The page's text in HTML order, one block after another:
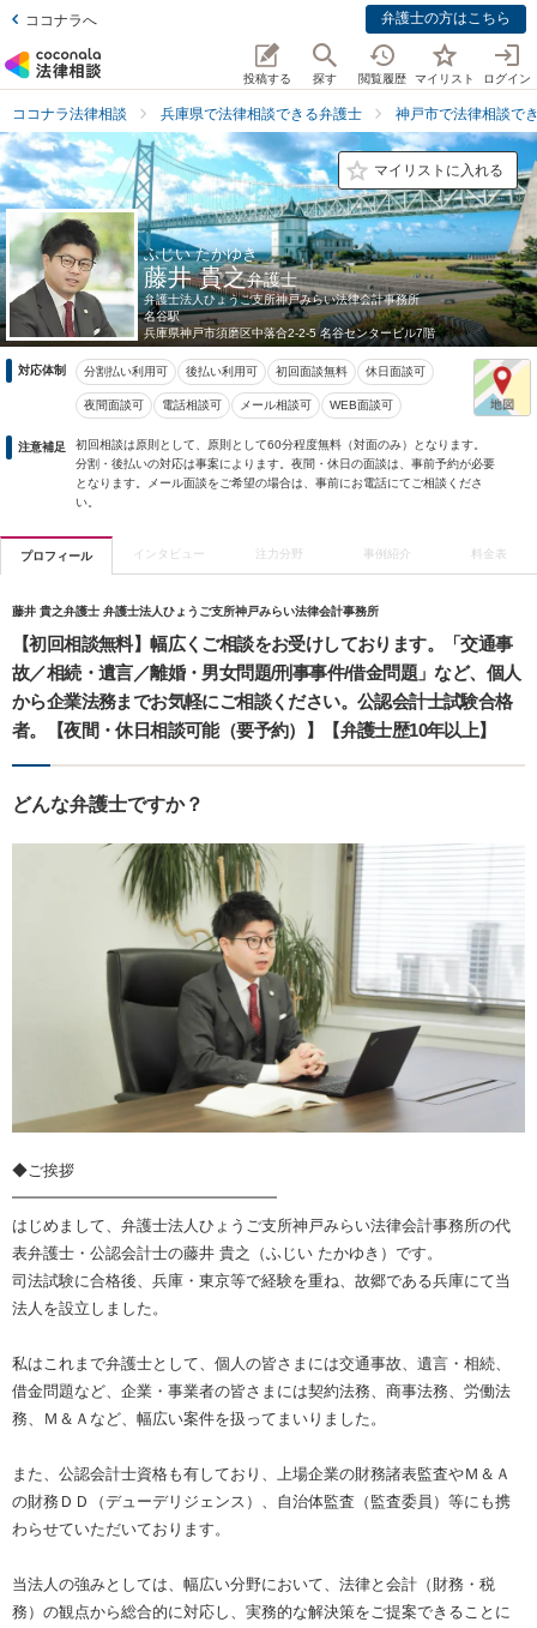
ココナラへ 弁護士の方はこちら
投稿する 探す 閲覧履歴 マイリスト ログイン
ココナラ法律相談 兵庫県で法律相談できる弁護士 神戸市で法律相談で
マイリストに入れる
ふじい たかゆき
藤井 貴之弁護士
弁護士法人ひょうご支所神戸みらい法律会計事務所
名谷駅
兵庫県神戸市須磨区中落合2-2-5 名谷センタービル7階
対応体制 分割払い利用可 後払い利用可 初回面談無料 休日面談可
夜間面談可 電話相談可 メール相談可 WEB面談可
注意補足
初回相談は原則として、原則として60分程度無料（対面のみ）となります。
分割・後払いの対応は事案によります。夜間・休日の面談は、事前予約が必要
となります。メール面談をご希望の場合は、事前にお電話にてご相談くださ
い。
プロフィール インタビュー 注力分野 事例紹介 料金表
藤井 貴之弁護士 弁護士法人ひょうご支所神戸みらい法律会計事務所
【初回相談無料】幅広くご相談をお受けしております。「交通事
故／相続・遺言／離婚・男女問題/刑事事件/借金問題」など、個人
から企業法務までお気軽にご相談ください。公認会計士試験合格
者。【夜間・休日相談可能（要予約）】【弁護士歴10年以上】
どんな弁護士ですか？
◆ご挨拶
━━━━━━━━━━━━━━━━━
はじめまして、弁護士法人ひょうご支所神戸みらい法律会計事務所の代
表弁護士・公認会計士の藤井 貴之（ふじい たかゆき）です。
司法試験に合格後、兵庫・東京等で経験を重ね、故郷である兵庫にて当
法人を設立しました。
私はこれまで弁護士として、個人の皆さまには交通事故、遺言・相続、
借金問題など、企業・事業者の皆さまには契約法務、商事法務、労働法
務、Ｍ＆Ａなど、幅広い案件を扱ってまいりました。
また、公認会計士資格も有しており、上場企業の財務諸表監査やＭ＆Ａ
の財務ＤＤ（デューデリジェンス）、自治体監査（監査委員）等にも携
わらせていただいております。
当法人の強みとしては、幅広い分野において、法律と会計（財務・税
務）の観点から総合的に対応し、実務的な解決策をご提案できることに